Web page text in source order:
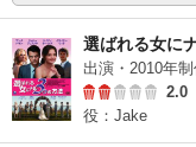
選ばれる女に
出演・2010年
2.0
役：Jake